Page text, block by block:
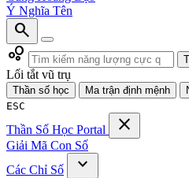
Ý Nghĩa Tên
search
bubble_chart
Lối tắt vũ trụ
Thần số học Ma trận định mệnh
ESC
Thần Số Học Portal close
Giải Mã Con Số
Các Chỉ Số
expand_more